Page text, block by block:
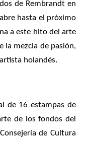
de Rembrandt en
abre hasta el próximo
a este hito del arte
la mezcla de pasión,
holandés.
de 16 estampas de
de los fondos del
de Cultura